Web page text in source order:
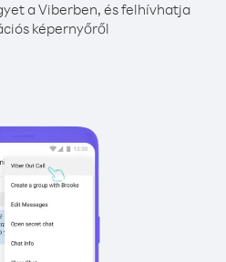
a Viberben, és felhívhatja
képernyőről